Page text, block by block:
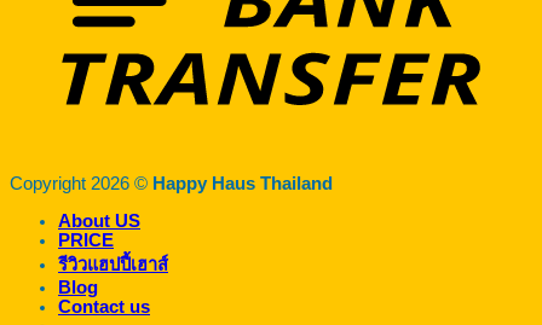
Copyright 2026 © Happy Haus Thailand
About US
PRICE
รีวิวแฮปปี้เฮาส์
Blog
Contact us